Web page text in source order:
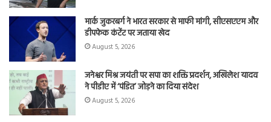
मार्क जुकरबर्ग ने भारत सरकार से माफी मांगी, सीएसएएम और
डीपफेक कंटेंट पर जताया खेद
August 5, 2026
जनेश्वर मिश्र जयंती पर सपा का शक्ति प्रदर्शन, अखिलेश यादव
ने पीडीए में ‘पंडित’ जोड़ने का दिया संदेश
August 5, 2026